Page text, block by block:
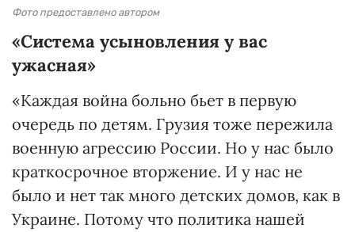
Фото предоставлено автором
«Система усыновления у вас
ужасная»
«Каждая война больно бьет в первую
очередь по детям. Грузия тоже пережила
военную агрессию России. Но у нас было
краткосрочное вторжение. И у нас не
было и нет так много детских домов, как в
Украине. Потому что политика нашей